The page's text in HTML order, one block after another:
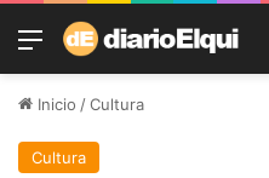
Menú
Inicio /Cultura
Cultura